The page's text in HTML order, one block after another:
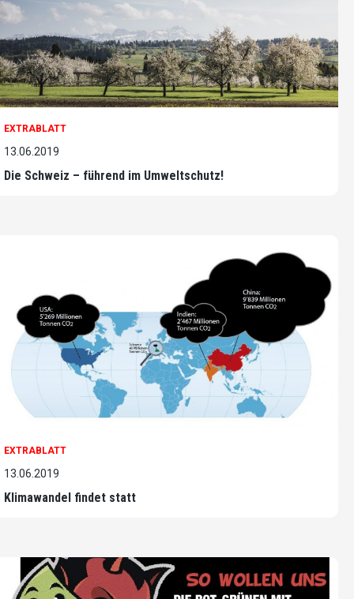
EXTRABLATT
13.06.2019
Die Schweiz – führend im Umweltschutz!
EXTRABLATT
13.06.2019
Klimawandel findet statt